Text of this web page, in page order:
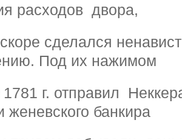
расходов двора,
сделался
Под их нажимом
г. отправил
женевского банкира